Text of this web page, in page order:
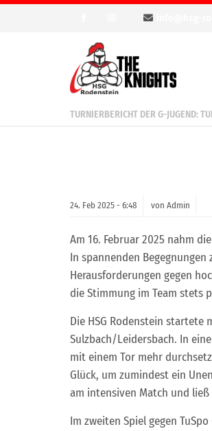
TURNIERBERICHT DER G-JUGEND:
24. Feb 2025 - 6:48 von Admin
Am 16. Februar 2025 nahm
In spannenden
Herausforderungen gegen
die Stimmung im Team stets
Die HSG Rodenstein startete
Sulzbach/Leidersbach. In
mit einem Tor mehr
Glück, um zumindest ein
am intensiven Match und
Im zweiten Spiel gegen